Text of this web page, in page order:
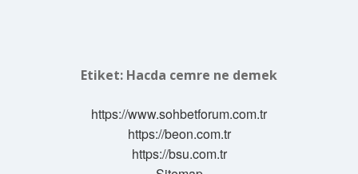
Etiket: Hacda cemre ne demek
https://www.sohbetforum.com.tr
https://beon.com.tr
https://bsu.com.tr